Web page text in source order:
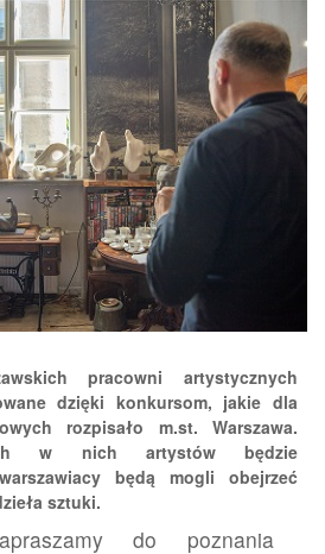
pracowni artystycznych
dzięki konkursom, jakie dla
rozpisało m.st. Warszawa.
w nich artystów będzie
będą mogli obejrzeć
sztuki.
do poznania